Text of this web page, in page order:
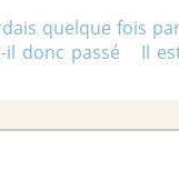
quelque fois
il donc passé Il